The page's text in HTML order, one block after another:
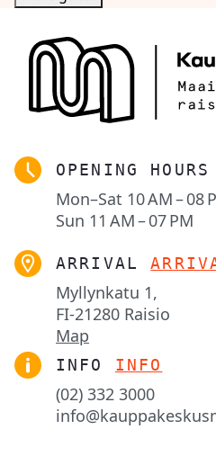
OPENING HOURS
Mon–Sat 10 AM – 08
Sun 11 AM – 07 PM
ARRIVAL
Myllynkatu 1,
FI-21280 Raisio
Map
INFO INFO
(02) 332 3000